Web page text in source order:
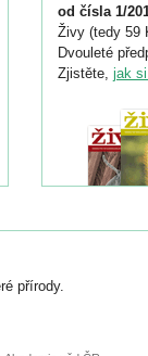
od čísla 1/
Živy (tedy 59
Dvouleté
Zjistěte, jak
přírody.